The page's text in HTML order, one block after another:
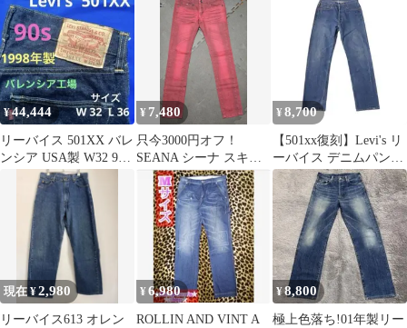
¥44,444
リーバイス 501XX バレ
ンシア USA製 W32 90s
LVC 501
¥ 7,480
只今3000円オフ！
SEANA シーナ スキニ
ー デニム ジーンズ Lサ
イズ
¥ 8,700
【501xx復刻】Levi's リ
ーバイス デニムパンツ
W32 ボタン裏544
現在 ¥2,980
リーバイス613 オレン
¥6,980
ROLLIN AND VINT A
¥8,800
極上色落ち!01年製リー